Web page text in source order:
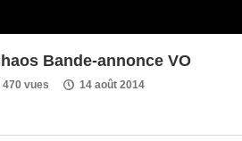
Bande-annonce VO
470 vues 14 août 2014